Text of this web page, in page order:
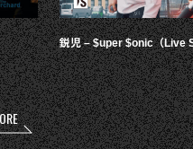
鋭児 – $uper $onic（Live